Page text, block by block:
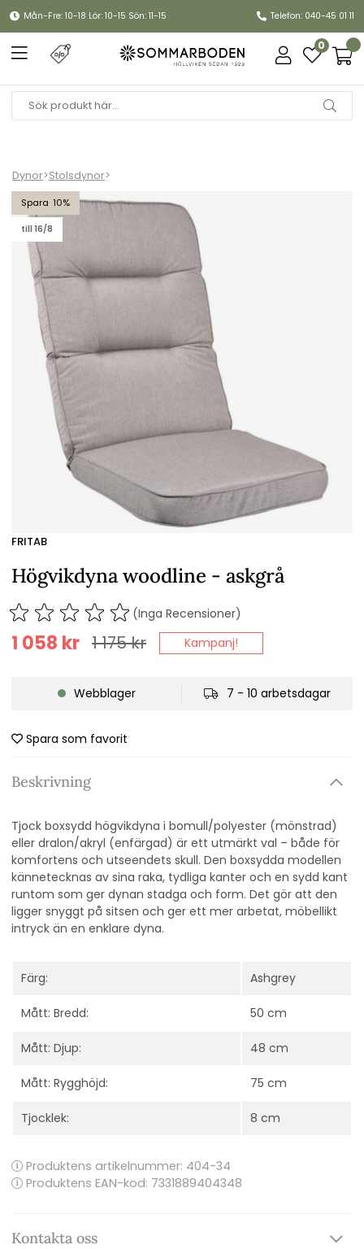
Mån-Fre: 10-18 Lör: 10-15 Sön: 11-15 Telefon: 040-45 01 11
0
Dynor>Stolsdynor>
10
till 16/8
Högvikdyna woodline - askgrå
FRITAB
Högvikdyna woodline - askgrå
(Inga Recensioner)
1 175kr
1 058 kr Kampanj!
Webblager 7 - 10 arbetsdagar
Spara som favorit
Beskrivning
Tjock boxsydd högvikdyna i bomull/polyester (mönstrad)
eller dralon/akryl (enfärgad) är ett utmärkt val – både för
komfortens och utseendets skull. Den boxsydda modellen
kännetecknas av sina raka, tydliga kanter och en sydd kant
runtom som ger dynan stadga och form. Det gör att den
ligger snyggt på sitsen och ger ett mer arbetat, möbellikt
intryck än en enklare dyna.
Färg: Ashgrey
Mått: Bredd: 50 cm
Mått: Djup: 48 cm
Mått: Rygghöjd: 75 cm
Tjocklek: 8 cm
Produktens artikelnummer: 404-34
Produktens EAN-kod: 7331889404348
Kontakta oss